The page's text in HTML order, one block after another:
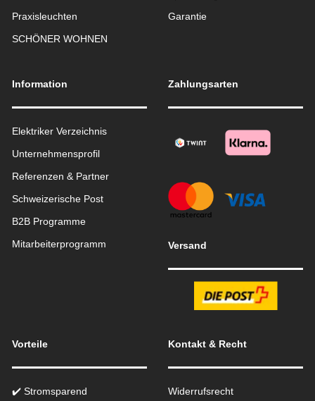
Praxisleuchten
SCHÖNER WOHNEN
Garantie
Information
Elektriker Verzeichnis
Unternehmensprofil
Referenzen & Partner
Schweizerische Post
B2B Programme
Mitarbeiterprogramm
Zahlungsarten
Versand
Vorteile
✔️ Stromsparend
Kontakt & Recht
Widerrufsrecht